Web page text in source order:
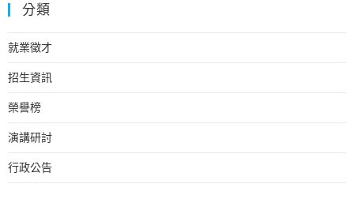
分類
就業徵才
招生資訊
榮譽榜
演講研討
行政公告